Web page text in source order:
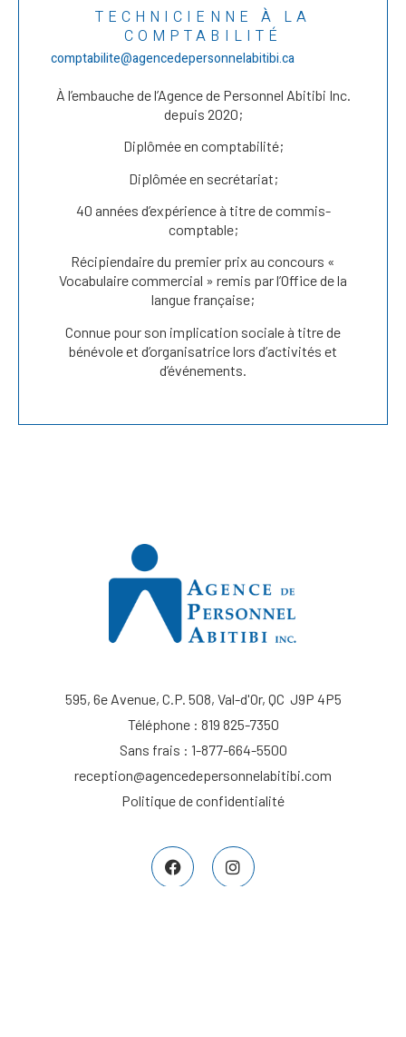
TECHNICIENNE À LA
COMPTABILITÉ
comptabilite@agencedepersonnelabitibi.ca
À l’embauche de l’Agence de Personnel Abitibi Inc.
depuis 2020;
Diplômée en comptabilité;
Diplômée en secrétariat;
40 années d’expérience à titre de commis-
comptable;
Récipiendaire du premier prix au concours «
Vocabulaire commercial » remis par l’Office de la
langue française;
Connue pour son implication sociale à titre de
bénévole et d’organisatrice lors d’activités et
d’événements.
595, 6e Avenue, C.P. 508, Val-d'Or, QC J9P 4P5
Téléphone : 819 825-7350
Sans frais : 1-877-664-5500
reception@agencedepersonnelabitibi.com
Politique de confidentialité